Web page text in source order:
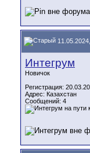
Интегрум
Новичок
Регистрация:
Адрес: Казахстан
Сообщений: 4